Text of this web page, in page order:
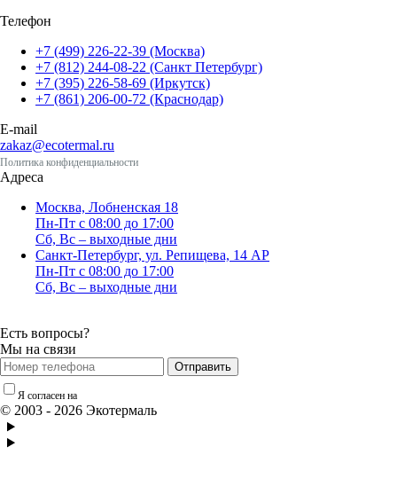
Телефон
+7 (499) 226-22-39 (Москва)
+7 (812) 244-08-22 (Санкт Петербург)
+7 (395) 226-58-69 (Иркутск)
+7 (861) 206-00-72 (Краснодар)
E-mail
zakaz@ecotermal.ru
Политика конфиденциальности
Адреса
Москва, Лобненская 18
Пн-Пт с 08:00 до 17:00
Сб, Вс – выходные дни
Санкт-Петербург, ул. Репищева, 14 АР
Пн-Пт с 08:00 до 17:00
Сб, Вс – выходные дни
Есть вопросы?
Мы на связи
Отправить
Я согласен на
© 2003 - 2026 Экотермаль